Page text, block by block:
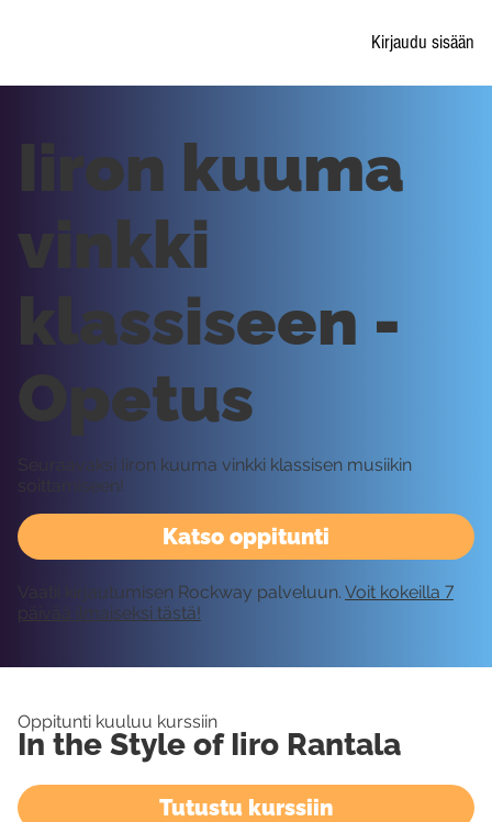
Kirjaudu sisään
Katso oppitunti
Iiron kuuma
vinkki
klassiseen -
Opetus
Seuraavaksi Iiron kuuma vinkki klassisen musiikin
soittamiseen!
Vaatii kirjautumisen Rockway palveluun. Voit kokeilla 7
päivää ilmaiseksi tästä!
Oppitunti kuuluu kurssiin
In the Style of Iiro Rantala
Tutustu kurssiin